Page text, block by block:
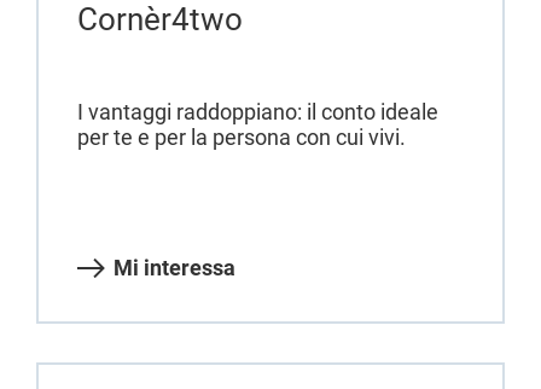
Cornèr4two
I vantaggi raddoppiano: il conto ideale
per te e per la persona con cui vivi.
Mi interessa